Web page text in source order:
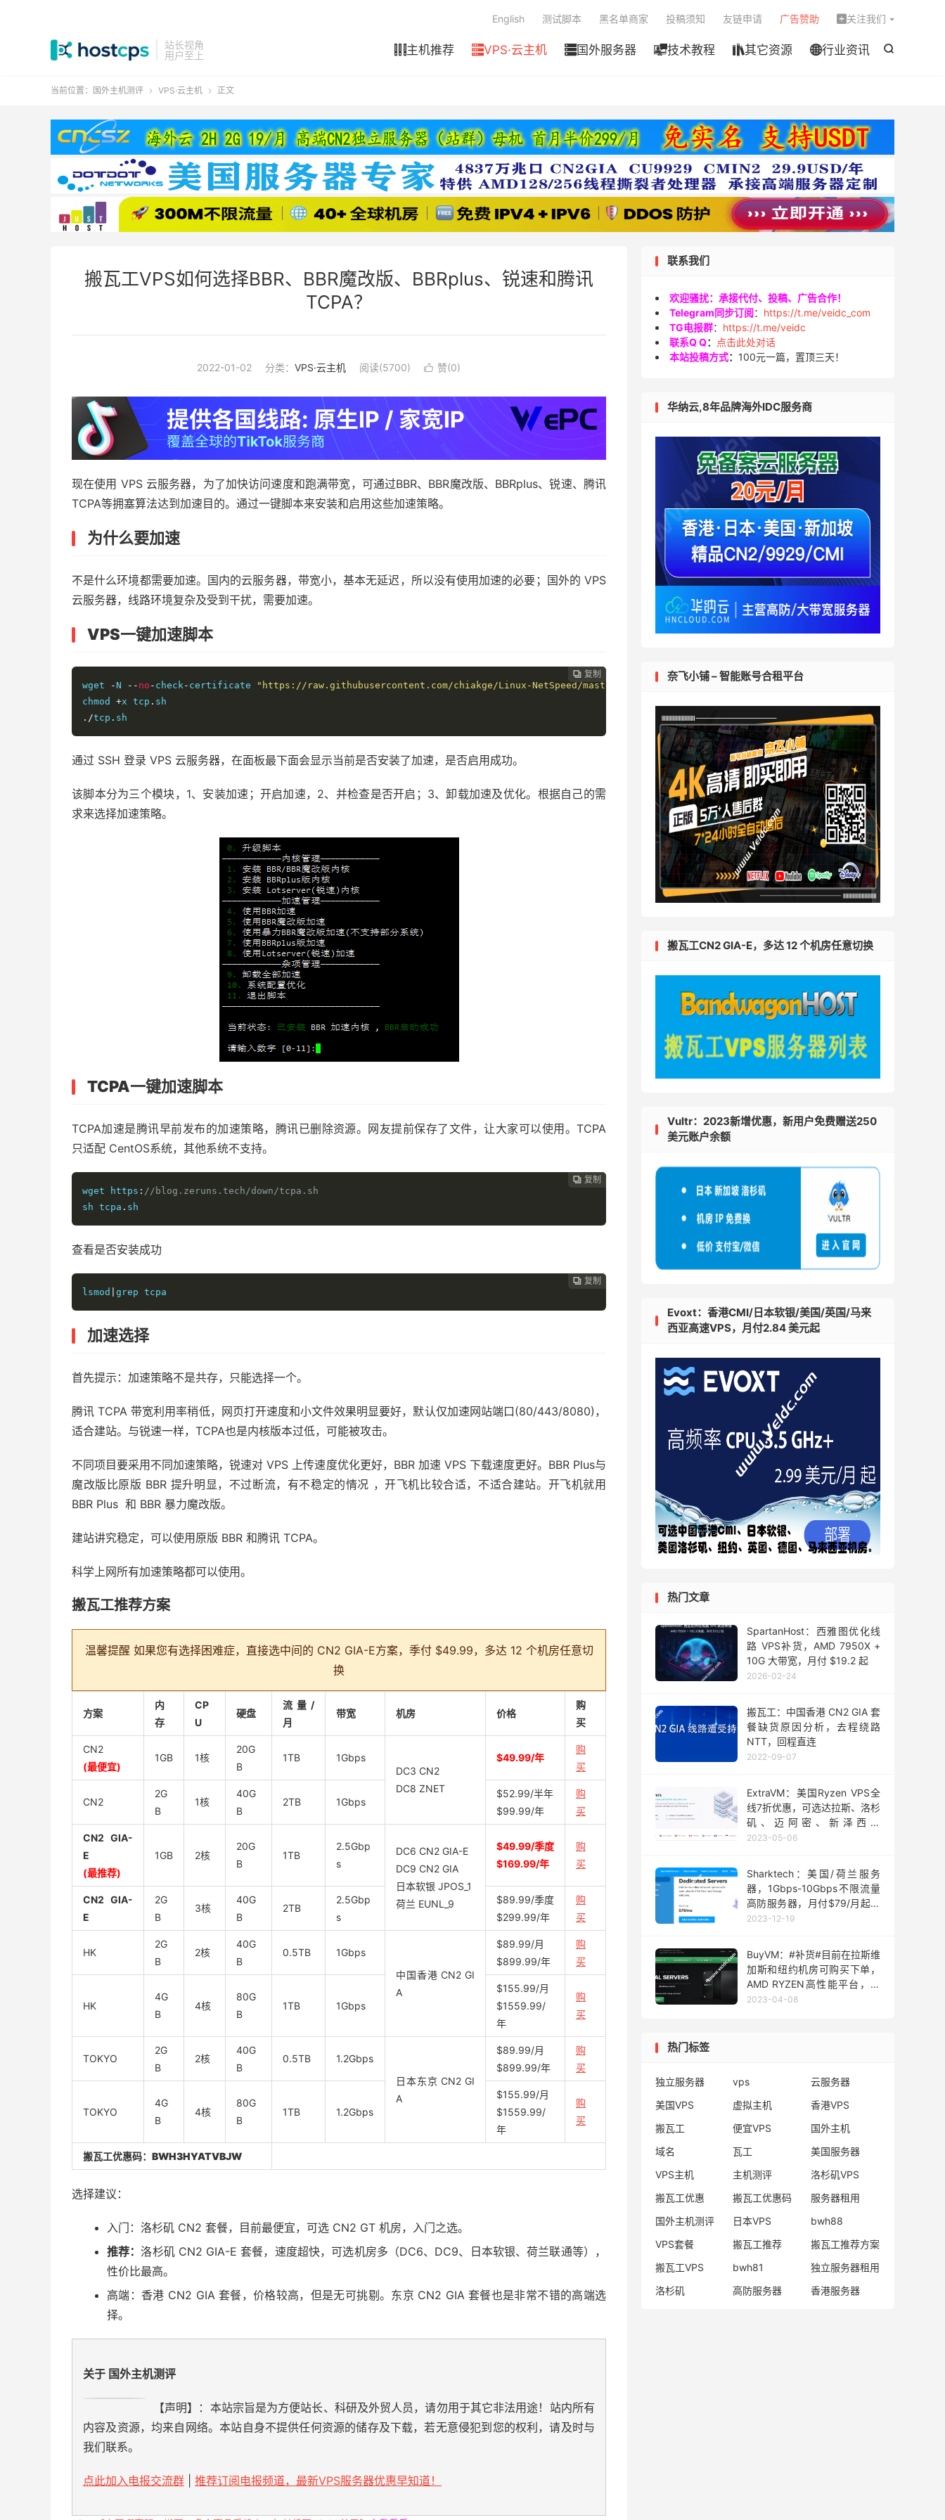
站长视角
用户至上

主机推荐 VPS·云主机 国外服务器 技术教程 其它资源 行业资讯
English 测试脚本 黑名单商家 投稿须知 友链申请 广告赞助  关注我们
当前位置： 国外主机测评  VPS·云主机  正文
搬瓦工VPS如何选择BBR、BBR魔改版、BBRplus、锐速和腾讯
TCPA？
2022-01-02 分类： VPS·云主机 阅读(5700)  赞(0)
现在使用 VPS 云服务器，为了加快访问速度和跑满带宽，可通过BBR、BBR魔改版、BBRplus、锐速、腾讯
TCPA等拥塞算法达到加速目的。通过一键脚本来安装和启用这些加速策略。
为什么要加速
不是什么环境都需要加速。国内的云服务器，带宽小，基本无延迟，所以没有使用加速的必要；国外的 VPS
云服务器，线路环境复杂及受到干扰，需要加速。
VPS一键加速脚本
 复制
 复制
 复制
 复制
 复制
wget
-N -- no - check- certificate
"https://raw.githubusercontent.com/chiakge/Linux-NetSpeed/master/tcp.sh"
chmod +x tcp .
./tcp . sh
通过 SSH 登录 VPS 云服务器，在面板最下面会显示当前是否安装了加速，是否启用成功。
该脚本分为三个模块，1、安装加速；开启加速，2、并检查是否开启；3、卸载加速及优化。根据自己的需
求来选择加速策略。
TCPA一键加速脚本
TCPA加速是腾讯早前发布的加速策略，腾讯已删除资源。网友提前保存了文件，让大家可以使用。TCPA
只适配 CentOS系统，其他系统不支持。
 复制
 复制
 复制
 复制
wget https : //blog.zeruns.tech/down/tcpa.sh
sh tcpa . sh
查看是否安装成功
 复制
 复制
 复制
lsmod
grep tcpa
加速选择
首先提示：加速策略不是共存，只能选择一个。
腾讯 TCPA 带宽利用率稍低，网页打开速度和小文件效果明显要好，默认仅加速网站端口(80/443/8080)，
适合建站。与锐速一样，TCPA也是内核版本过低，可能被攻击。
不同项目要采用不同加速策略，锐速对 VPS 上传速度优化更好，BBR 加速 VPS 下载速度更好。BBR Plus与
魔改版比原版 BBR 提升明显，不过断流，有不稳定的情况 ，开飞机比较合适，不适合建站。开飞机就用
BBR Plus 和 BBR 暴力魔改版。
建站讲究稳定，可以使用原版 BBR 和腾讯 TCPA。
科学上网所有加速策略都可以使用。
搬瓦工推荐方案
温馨提醒 如果您有选择困难症，直接选中间的 CN2 GIA-E方案，季付 $49.99，多达 12 个机房任意切
换
方案
内
存
CP
U
硬盘
流量/
月
带宽 机房 价格
购
买
CN2
(最便宜)
1GB 1核
20G
B
1TB
1Gbps
DC3 CN2
DC8 ZNET
$49.99/年
购
买
CN2
2G
B
1核
40G
B
2TB 1Gbps
$52.99/半年
$99.99/年
购
买
CN2 GIA-
E
(最推荐)
1GB 2核
20G
B
1TB
2.5Gbp
s
DC6 CN2 GIA-E
DC9 CN2 GIA
日本软银 JPOS_1
荷兰 EUNL_9
$49.99/季度
$169.99/年
购
买
CN2 GIA-
E
2G
B
3核
40G
B
2TB
2.5Gbp
s
$89.99/季度
$299.99/年
购
买
HK
2G
B
2核
40G
B
0.5TB
1Gbps
中国香港 CN2 GI
A
$89.99/月
$899.99/年
购
买
HK
4G
B
4核
80G
B
1TB 1Gbps
$155.99/月
$1559.99/
年
购
买
TOKYO
2G
B
2核
40G
B
0.5TB
1.2Gbps
日本东京 CN2 GI
A
$89.99/月
$899.99/年
购
买
TOKYO
4G
B
4核
80G
B
1TB 1.2Gbps
$155.99/月
$1559.99/
年
购
买
搬瓦工优惠码： BWH3HYATVBJW
选择建议：
入门：洛杉矶 CN2 套餐，目前最便宜，可选 CN2 GT 机房，入门之选。
推荐：洛杉矶 CN2 GIA-E 套餐，速度超快，可选机房多（DC6、DC9、日本软银、荷兰联通等），
性价比最高。
高端：香港 CN2 GIA 套餐，价格较高，但是无可挑剔。东京 CN2 GIA 套餐也是非常不错的高端选
择。
关于 国外主机测评
【声明】：本站宗旨是为方便站长、科研及外贸人员，请勿用于其它非法用途！站内所有
内容及资源，均来自网络。本站自身不提供任何资源的储存及下载，若无意侵犯到您的权利，请及时与
我们联系。
点此加入电报交流群 推荐订阅电报频道，最新VPS服务器优惠早知道！
联系我们
欢迎骚扰：承接代付、投稿、广告合作！
Telegram同步订阅： https://t.me/veidc_com
TG电报群： https://t.me/veidc
联系Q Q：
点击此处对话
本站投稿方式： 100元一篇，置顶三天！
华纳云,8年品牌海外IDC服务商
奈飞小铺 – 智能账号合租平台
搬瓦工CN2 GIA-E，多达 12 个机房任意切换
Vultr：2023新增优惠，新用户免费赠送250
美元账户余额
Evoxt：香港CMI/日本软银/美国/英国/马来
西亚高速VPS，月付2.84 美元起
热门文章
SpartanHost：西雅图优化线
路 VPS补货，AMD 7950X +
10G 大带宽，月付 $19.2 起
2026-02-24
搬瓦工：中国香港 CN2 GIA 套
餐缺货原因分析，去程绕路
NTT，回程直连
2022-09-07
ExtraVM：美国Ryzen VPS全
线7折优惠，可选达拉斯、洛杉
矶、迈阿密、新泽西，
10Gbps大带宽不限流量，免
2023-05-06
Sharktech：美国/荷兰服务
器，1Gbps-10Gbps不限流量
高防服务器，月付$79/月起，
可选洛杉矶/丹佛/芝加哥/荷兰
2023-12-19
BuyVM：#补货#目前在拉斯维
加斯和纽约机房可购买下单，
AMD RYZEN高性能平台，块
存储大硬盘1Gbps不限流量，
2023-04-08
热门标签
独立服务器 vps
云服务器
美国VPS
虚拟主机
香港VPS
搬瓦工
便宜VPS
国外主机
域名
瓦工
美国服务器
VPS主机
主机测评
洛杉矶VPS
搬瓦工优惠
搬瓦工优惠码
服务器租用
国外主机测评
日本VPS
bwh88
VPS套餐
搬瓦工推荐
搬瓦工推荐方案
搬瓦工VPS
bwh81
独立服务器租用
洛杉矶
高防服务器 香港服务器